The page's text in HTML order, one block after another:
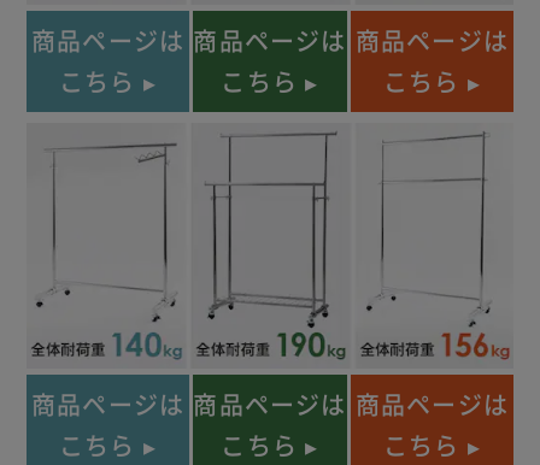
商品ページは
こちら ▸
商品ページは
こちら ▸
商品ページは
こちら ▸
商品ページは
こちら ▸
商品ページは
こちら ▸
商品ページは
こちら ▸